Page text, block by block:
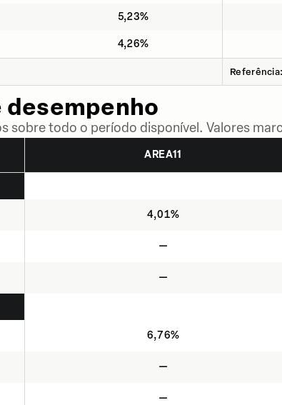
5,23%
4,26%
sobre todo o período disponível. Valores
AREA11
4,01%
—
—
6,76%
—
—